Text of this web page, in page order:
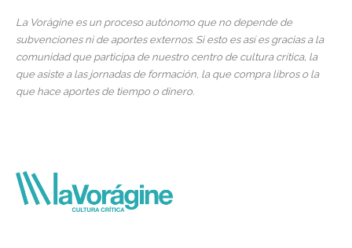
La Vorágine es un proceso autónomo que no depende de
subvenciones ni de aportes externos. Si esto es así es gracias a la
comunidad que participa de nuestro centro de cultura crítica, la
que asiste a las jornadas de formación, la que compra libros o la
que hace aportes de tiempo o dinero.